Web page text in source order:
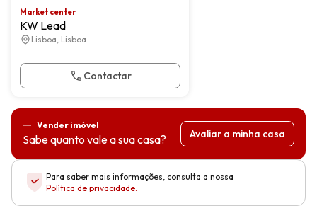
Market center
KW Lead
Lisboa, Lisboa
Contactar
Vender imóvel
Sabe quanto vale a sua casa? Avaliar a minha casa
Para saber mais informações, consulta a nossa
Política de privacidade.